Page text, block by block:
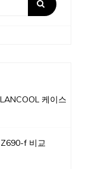
케이스
f 비교